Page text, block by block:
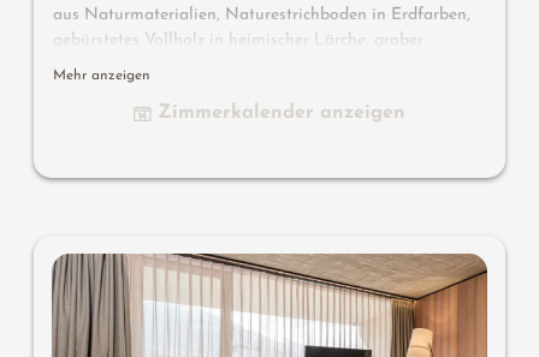
aus Naturmaterialien, Naturestrichboden in Erdfarben,
gebürstetes Vollholz in heimischer Lärche, grober
Spritzputz an der Decke für angenehme Raumakustik,
Stehlampe mit Schlafcouch (französisches Maß) und
Designermöbel auf dem Balkon: 2 Sonnenliegen, ein
Beistelltischchen, ein Stuhl und ein Schaukelstuhl
Wissenswertes : Boxspringmatratzen und Klimaanlage
Mehr anzeigen
Zimmerkalender anzeigen